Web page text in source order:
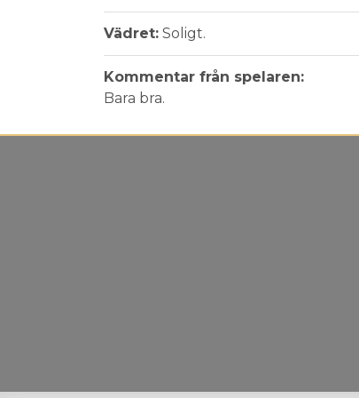
Vädret: Soligt.
Kommentar från spelaren:
Bara bra.